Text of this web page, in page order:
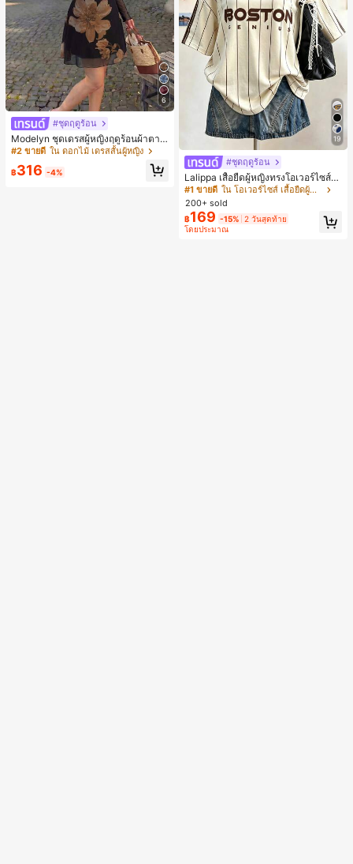
6
#ชุดฤดูร้อน
Modelyn ชุดเดรสผู้หญิงฤดูร้อนผ้าตาข่
ายพิมพ์ลาย คอไม่สมมาตร จับจีบ หรูหร
#2 ขายดี ใน ดอกไม้ เดรสสั้นผู้หญิง
฿316 -4%
19
#ชุดฤดูร้อน
Lalippa เสื้อยืดผู้หญิงทรงโอเวอร์ไซส์ค
วามยาวกลาง คอกลม ไหล่ตก ลายพิมพ์
ตัวอักษรและลายทางแนวตั้ง สไตล์แฟชั่
นมินิมอล ของขวัญให้เพื่อน
#1 ขายดี
ใน โอเวอร์ไซส์ เสื้อยืดผู้หญิง
200+ sold
฿169 -15% 2 วันสุดท้าย
โดยประมาณ